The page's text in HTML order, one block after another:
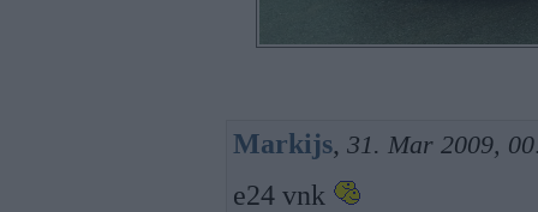
Markijs, 31. Mar 2009,
e24 vnk